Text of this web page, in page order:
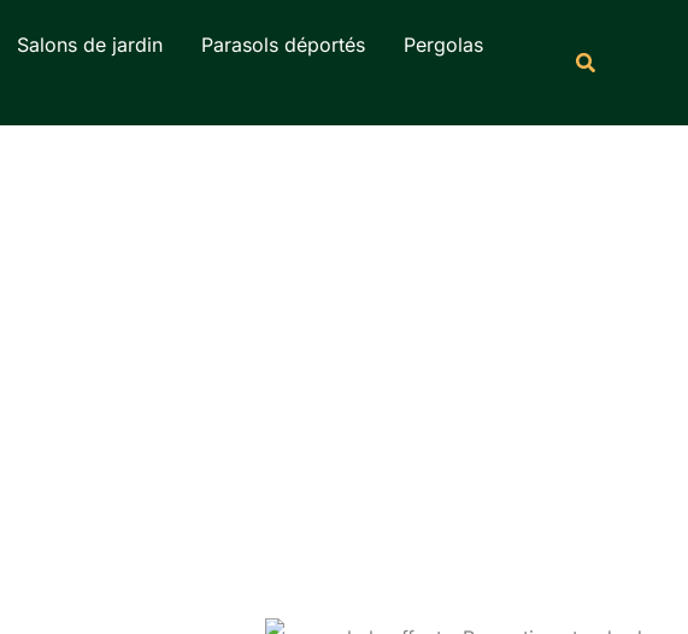
Salons de jardin Parasols déportés
Pergolas